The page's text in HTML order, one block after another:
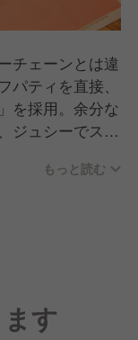
チェーンとは違
ティを直接、
を採用。余分な
ジュシーでスモ
ーキングのこだ
もっと読む
す